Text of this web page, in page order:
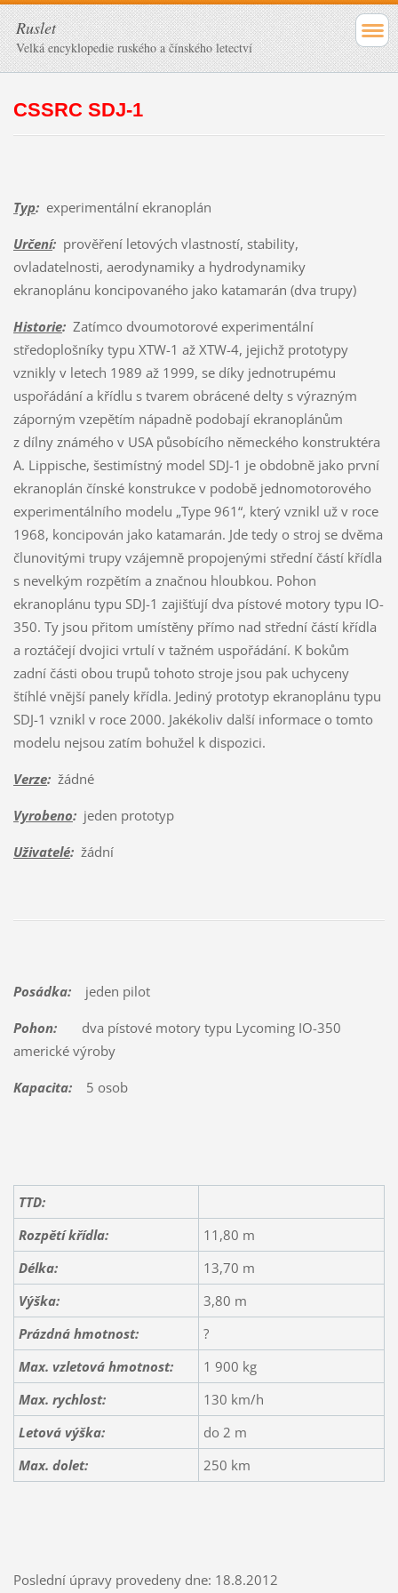
Ruslet
Velká encyklopedie ruského a čínského letectví
CSSRC SDJ-1
Typ:experimentální ekranoplán
Určení:prověření letových vlastností, stability,
ovladatelnosti, aerodynamiky a hydrodynamiky
ekranoplánu koncipovaného jako katamarán (dva trupy)
Historie:Zatímco dvoumotorové experimentální
středoplošníky typu XTW-1 až XTW-4, jejichž prototypy
vznikly v letech 1989 až 1999, se díky jednotrupému
uspořádání a křídlu s tvarem obrácené delty s výrazným
záporným vzepětím nápadně podobají ekranoplánům
z dílny známého v USA působícího německého konstruktéra
A. Lippische, šestimístný model SDJ-1 je obdobně jako první
ekranoplán čínské konstrukce v podobě jednomotorového
experimentálního modelu „Type 961“, který vznikl už v roce
1968, koncipován jako katamarán. Jde tedy o stroj se dvěma
člunovitými trupy vzájemně propojenými střední částí křídla
s nevelkým rozpětím a značnou hloubkou. Pohon
ekranoplánu typu SDJ-1 zajišťují dva pístové motory typu IO-
350. Ty jsou přitom umístěny přímo nad střední částí křídla
a roztáčejí dvojici vrtulí v tažném uspořádání. K bokům
zadní části obou trupů tohoto stroje jsou pak uchyceny
štíhlé vnější panely křídla. Jediný prototyp ekranoplánu typu
SDJ-1 vznikl v roce 2000. Jakékoliv další informace o tomto
modelu nejsou zatím bohužel k dispozici.
Verze:žádné
Vyrobeno:jeden prototyp
Uživatelé:žádní
Posádka:jeden pilot
Pohon:dva pístové motory typu Lycoming IO-350
americké výroby
Kapacita:5 osob
TTD:
Rozpětí křídla:
11,80 m
Délka:
13,70 m
Výška:
3,80 m
Prázdná hmotnost:
?
Max. vzletová hmotnost:
1 900 kg
Max. rychlost:
130 km/h
Letová výška:
do 2 m
Max. dolet:
250 km
Poslední úpravy provedeny dne: 18.8.2012